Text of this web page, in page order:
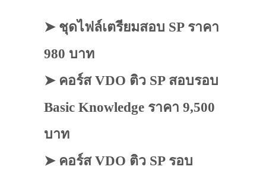
➤ ชุดไฟล์เตรียมสอบ SP ราคา
980 บาท
➤ คอร์ส VDO ติว SP สอบรอบ
Basic Knowledge ราคา 9,500
บาท
➤ คอร์ส VDO ติว SP รอบ